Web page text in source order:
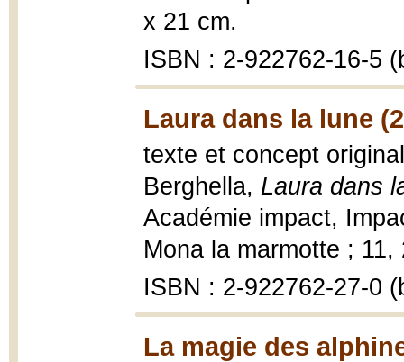
x 21 cm.
ISBN : 2-922762-16-5
Laura dans la lune
texte et concept
Berghella, Laura dans
Académie impact,
Mona la marmotte ;
ISBN : 2-922762-27-0
La magie des